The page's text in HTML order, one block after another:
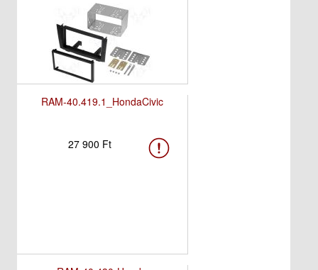
RAM-40.419.1_HondaCivic
27 900 Ft